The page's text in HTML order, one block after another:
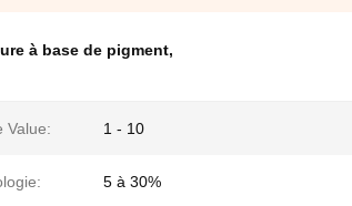
à base de pigment,
Value: 1 - 10
5 à 30%